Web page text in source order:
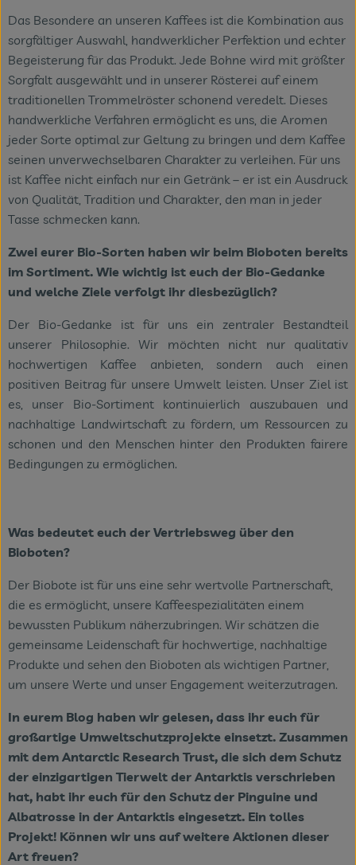
Das Besondere an unseren Kaffees ist die Kombination aus
sorgfältiger Auswahl, handwerklicher Perfektion und echter
Begeisterung für das Produkt. Jede Bohne wird mit größter
Sorgfalt ausgewählt und in unserer Rösterei auf einem
traditionellen Trommelröster schonend veredelt. Dieses
handwerkliche Verfahren ermöglicht es uns, die Aromen
jeder Sorte optimal zur Geltung zu bringen und dem Kaffee
seinen unverwechselbaren Charakter zu verleihen. Für uns
ist Kaffee nicht einfach nur ein Getränk – er ist ein Ausdruck
von Qualität, Tradition und Charakter, den man in jeder
Tasse schmecken kann.
Zwei eurer Bio-Sorten haben wir beim Bioboten bereits
im Sortiment. Wie wichtig ist euch der Bio-Gedanke
und welche Ziele verfolgt ihr diesbezüglich?
Der Bio-Gedanke ist für uns ein zentraler Bestandteil
unserer Philosophie. Wir möchten nicht nur qualitativ
hochwertigen Kaffee anbieten, sondern auch einen
positiven Beitrag für unsere Umwelt leisten. Unser Ziel ist
es, unser Bio-Sortiment kontinuierlich auszubauen und
nachhaltige Landwirtschaft zu fördern, um Ressourcen zu
schonen und den Menschen hinter den Produkten fairere
Bedingungen zu ermöglichen.
Was bedeutet euch der Vertriebsweg über den
Bioboten?
Der Biobote ist für uns eine sehr wertvolle Partnerschaft,
die es ermöglicht, unsere Kaffeespezialitäten einem
bewussten Publikum näherzubringen. Wir schätzen die
gemeinsame Leidenschaft für hochwertige, nachhaltige
Produkte und sehen den Bioboten als wichtigen Partner,
um unsere Werte und unser Engagement weiterzutragen.
In eurem Blog haben wir gelesen, dass ihr euch für
großartige Umweltschutzprojekte einsetzt. Zusammen
mit dem Antarctic Research Trust, die sich dem Schutz
der einzigartigen Tierwelt der Antarktis verschrieben
hat, habt ihr euch für den Schutz der Pinguine und
Albatrosse in der Antarktis eingesetzt. Ein tolles
Projekt! Können wir uns auf weitere Aktionen dieser
Art freuen?